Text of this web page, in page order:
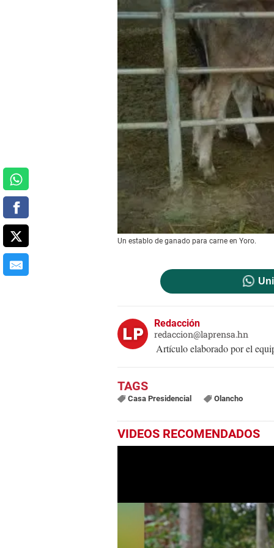
Un establo de ganado para carne en Yoro.
Redacción
redaccion@laprensa.hn
Artículo elaborado por el
Casa Presidencial Olancho
VIDEOS RECOMENDADOS